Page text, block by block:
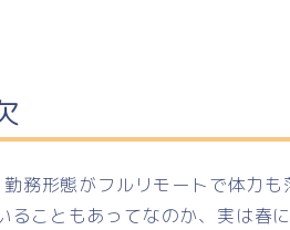
務形態がフルリモートで体力も
ることもあってなのか、実は春